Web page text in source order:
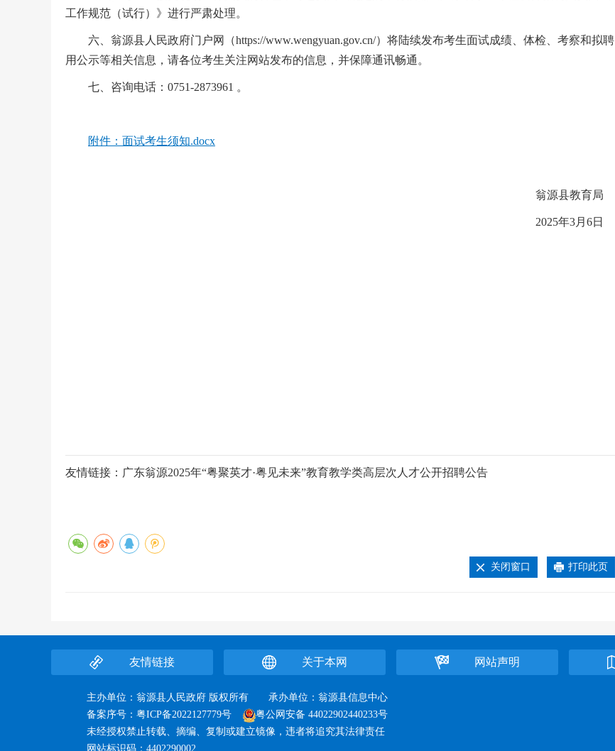
工作规范（试行）》进行严肃处理。
六、翁源县人民政府门户网（https://www.wengyuan.gov.cn/）将陆续发布考生面试成绩、体检、考察和拟聘
用公示等相关信息，请各位考生关注网站发布的信息，并保障通讯畅通。
七、咨询电话：0751-2873961 。
附件：面试考生须知.docx
翁源县教育局
2025年3月6日
友情链接： 广东翁源2025年“粤聚英才·粤见未来”教育教学类高层次人才公开招聘公告
关闭窗口 打印此页
友情链接 关于本网 网站声明
主办单位：翁源县人民政府 版权所有 承办单位：翁源县信息中心
备案序号： 粤ICP备2022127779号
粤公网安备 44022902440233号
未经授权禁止转载、摘编、复制或建立镜像，违者将追究其法律责任
网站标识码：4402290002